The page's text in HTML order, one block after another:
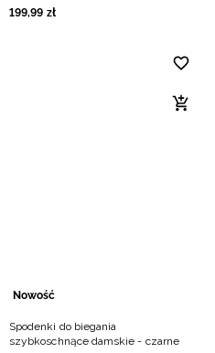
199,99 zł
Nowość
Spodenki do biegania
szybkoschnące damskie - czarne